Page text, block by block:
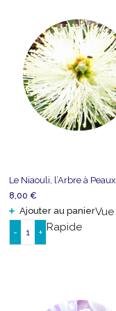
Forêt
Le Niaouli, l’Arbre à Peaux
8,00 €
Ajouter au panierVue
Rapide
-
quantité
+